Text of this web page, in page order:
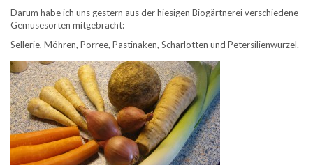
Darum habe ich uns gestern aus der hiesigen Biogärtnerei verschiedene
Gemüsesorten mitgebracht:
Sellerie, Möhren, Porree, Pastinaken, Scharlotten und Petersilienwurzel.